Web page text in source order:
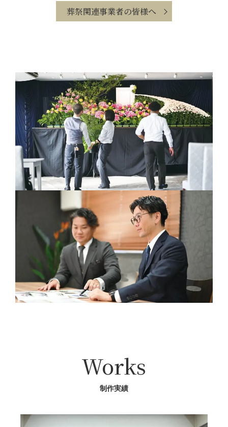
葬祭関連事業者の皆様へ
Works
制作実績